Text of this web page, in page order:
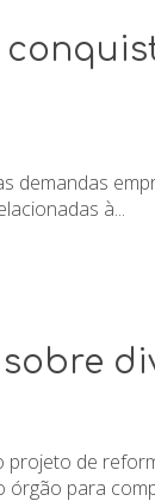
à...
sobre
de
para